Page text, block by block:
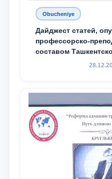
Obucheniye
Дайджест статей,
профессорско-
составом
государственного
доведения до
сообщества
исследований в
противодействия